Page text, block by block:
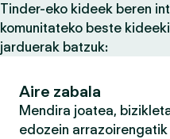
Tinder-eko kideek beren
komunitateko beste
jarduerak batzuk:
Aire zabala
Mendira joatea,
edozein